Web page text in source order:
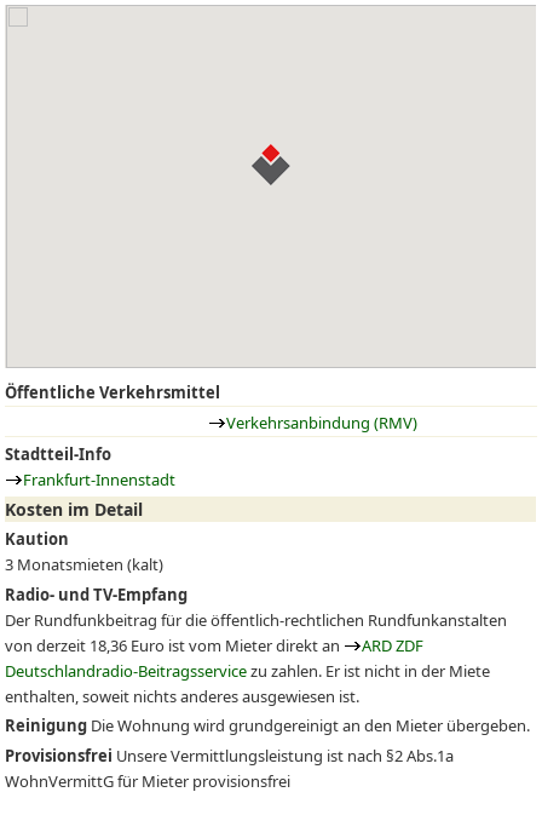
Öffentliche Verkehrsmittel
Verkehrsanbindung (RMV)
Stadtteil-Info
Frankfurt-Innenstadt
Kosten im Detail
Kaution
3 Monatsmieten (kalt)
Radio- und TV-Empfang
Der Rundfunkbeitrag für die öffentlich-rechtlichen Rundfunkanstalten
von derzeit 18,36 Euro ist vom Mieter direkt an
ARD ZDF
Deutschlandradio-Beitragsservicezu zahlen. Er ist nicht in der Miete
enthalten, soweit nichts anderes ausgewiesen ist.
Reinigung Die Wohnung wird grundgereinigt an den Mieter übergeben.
Provisionsfrei Unsere Vermittlungsleistung ist nach §2 Abs.1a
WohnVermittG für Mieter provisionsfrei